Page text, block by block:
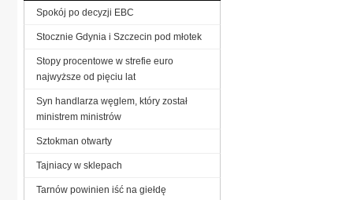
Spokój po decyzji EBC
Stocznie Gdynia i Szczecin pod młotek
Stopy procentowe w strefie euro
najwyższe od pięciu lat
Syn handlarza węglem, który został
ministrem ministrów
Sztokman otwarty
Tajniacy w sklepach
Tarnów powinien iść na giełdę